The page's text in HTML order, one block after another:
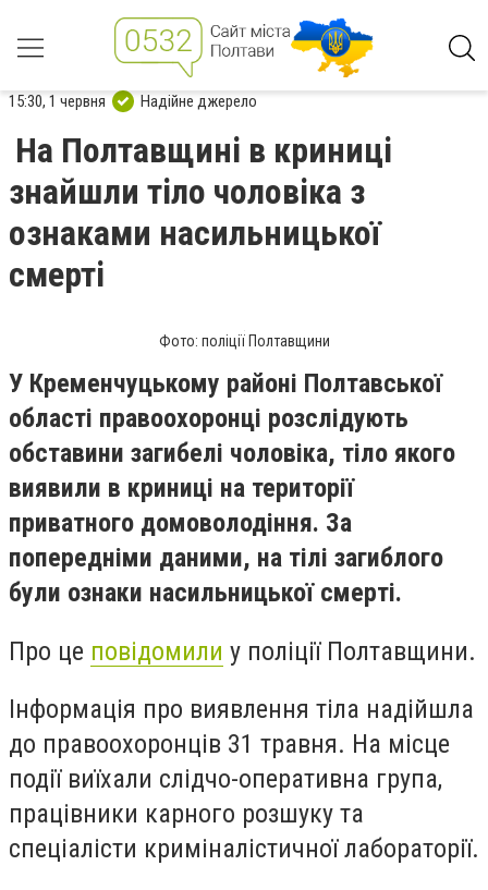
15:30, 1 червня Надійне джерело
На Полтавщині в криниці
знайшли тіло чоловіка з
ознаками насильницької
смерті
Фото: поліції Полтавщини
У Кременчуцькому районі Полтавської
області правоохоронці розслідують
обставини загибелі чоловіка, тіло якого
виявили в криниці на території
приватного домоволодіння. За
попередніми даними, на тілі загиблого
були ознаки насильницької смерті.
Про це повідомили у поліції Полтавщини.
Інформація про виявлення тіла надійшла
до правоохоронців 31 травня. На місце
події виїхали слідчо-оперативна група,
працівники карного розшуку та
спеціалісти криміналістичної лабораторії.